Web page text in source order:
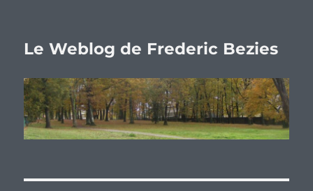
Le Weblog de Frederic Bezies